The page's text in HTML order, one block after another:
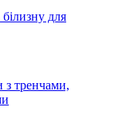
для
з тренчами,